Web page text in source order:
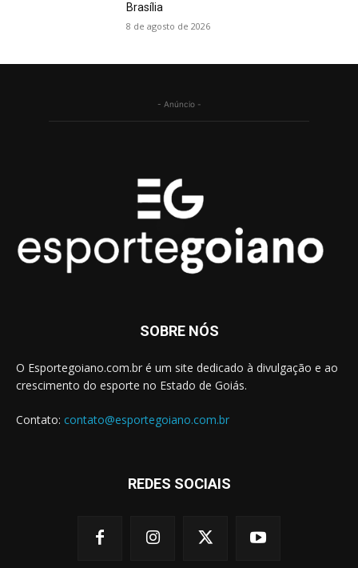
Brasília
8 de agosto de 2026
- Anúncio -
SOBRE NÓS
O Esportegoiano.com.br é um site dedicado à divulgação e ao
crescimento do esporte no Estado de Goiás.
Contato: contato@esportegoiano.com.br
REDES SOCIAIS